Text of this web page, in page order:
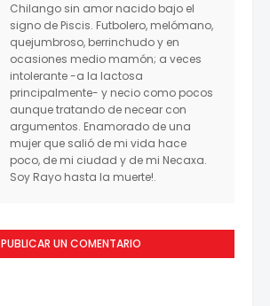
Chilango sin amor nacido bajo el
signo de Piscis. Futbolero, melómano,
quejumbroso, berrinchudo y en
ocasiones medio mamón; a veces
intolerante -a la lactosa
principalmente- y necio como pocos
aunque tratando de necear con
argumentos. Enamorado de una
mujer que salió de mi vida hace
poco, de mi ciudad y de mi Necaxa.
Soy Rayo hasta la muerte!.
PUBLICAR UN COMENTARIO